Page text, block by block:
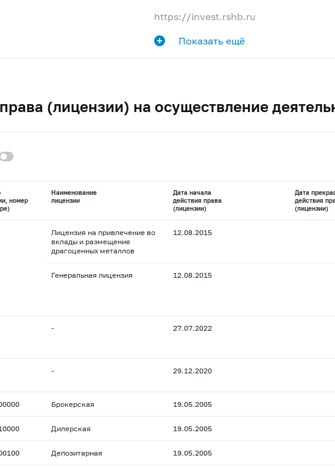
https://invest.rshb.ru
Показать ещё
(лицензии) на осуществление
номер
Наименование
лицензии
Дата начала
действия права
(лицензии)
Дата
действия
(лицензии)
Лицензия на привлечение во
вклады и размещение
драгоценных металлов
12.08.2015
Генеральная лицензия 12.08.2015
- 27.07.2022
- 29.12.2020
Брокерская 19.05.2005
Дилерская 19.05.2005
Депозитарная 19.05.2005